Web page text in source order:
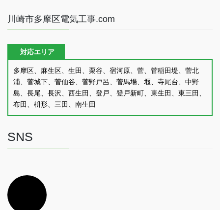
川崎市多摩区電気工事.com
対応エリア
多摩区、麻生区、生田、栗谷、宿河原、菅、菅稲田堤、菅北
浦、菅城下、菅仙谷、菅野戸呂、菅馬場、堰、寺尾台、中野
島、長尾、長沢、西生田、登戸、登戸新町、東生田、東三田、
布田、枡形、三田、南生田
SNS
イ
コ
ン
リ